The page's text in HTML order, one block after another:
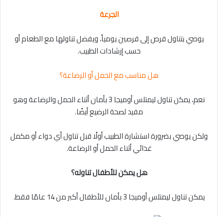
الجرعة
يوصي بتناول قرص إلى قرصين يومياً، ويفضل تناولها مع الطعام أو
حسب إرشادات الطبيب.
هل مناسب مع الحمل أو الرضاعة؟
نعم، يمكن تناول ليمتلس أوميجا 3 بأمان أثناء الحمل والرضاعة وهو
مفيد لصحة الرضيع أيضًا.
ولكن يوصي بضرورة استشارة الطبيب أولًا قبل تناول أي دواء أو مكمل
غذائي أثناء الحمل أو الرضاعة.
هل يمكن للأطفال تناوله؟
يمكن تناول ليمتلس أوميجا 3 بأمان للأطفال أكبر من 14 عامًا فقط.